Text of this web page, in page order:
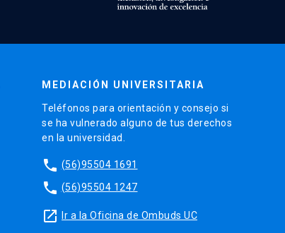
MEDIACIÓN UNIVERSITARIA
Teléfonos para orientación y consejo si
se ha vulnerado alguno de tus derechos
en la universidad.
phone (56)95504 1691
phone (56)95504 1247
launch Ir a la Oficina de Ombuds UC